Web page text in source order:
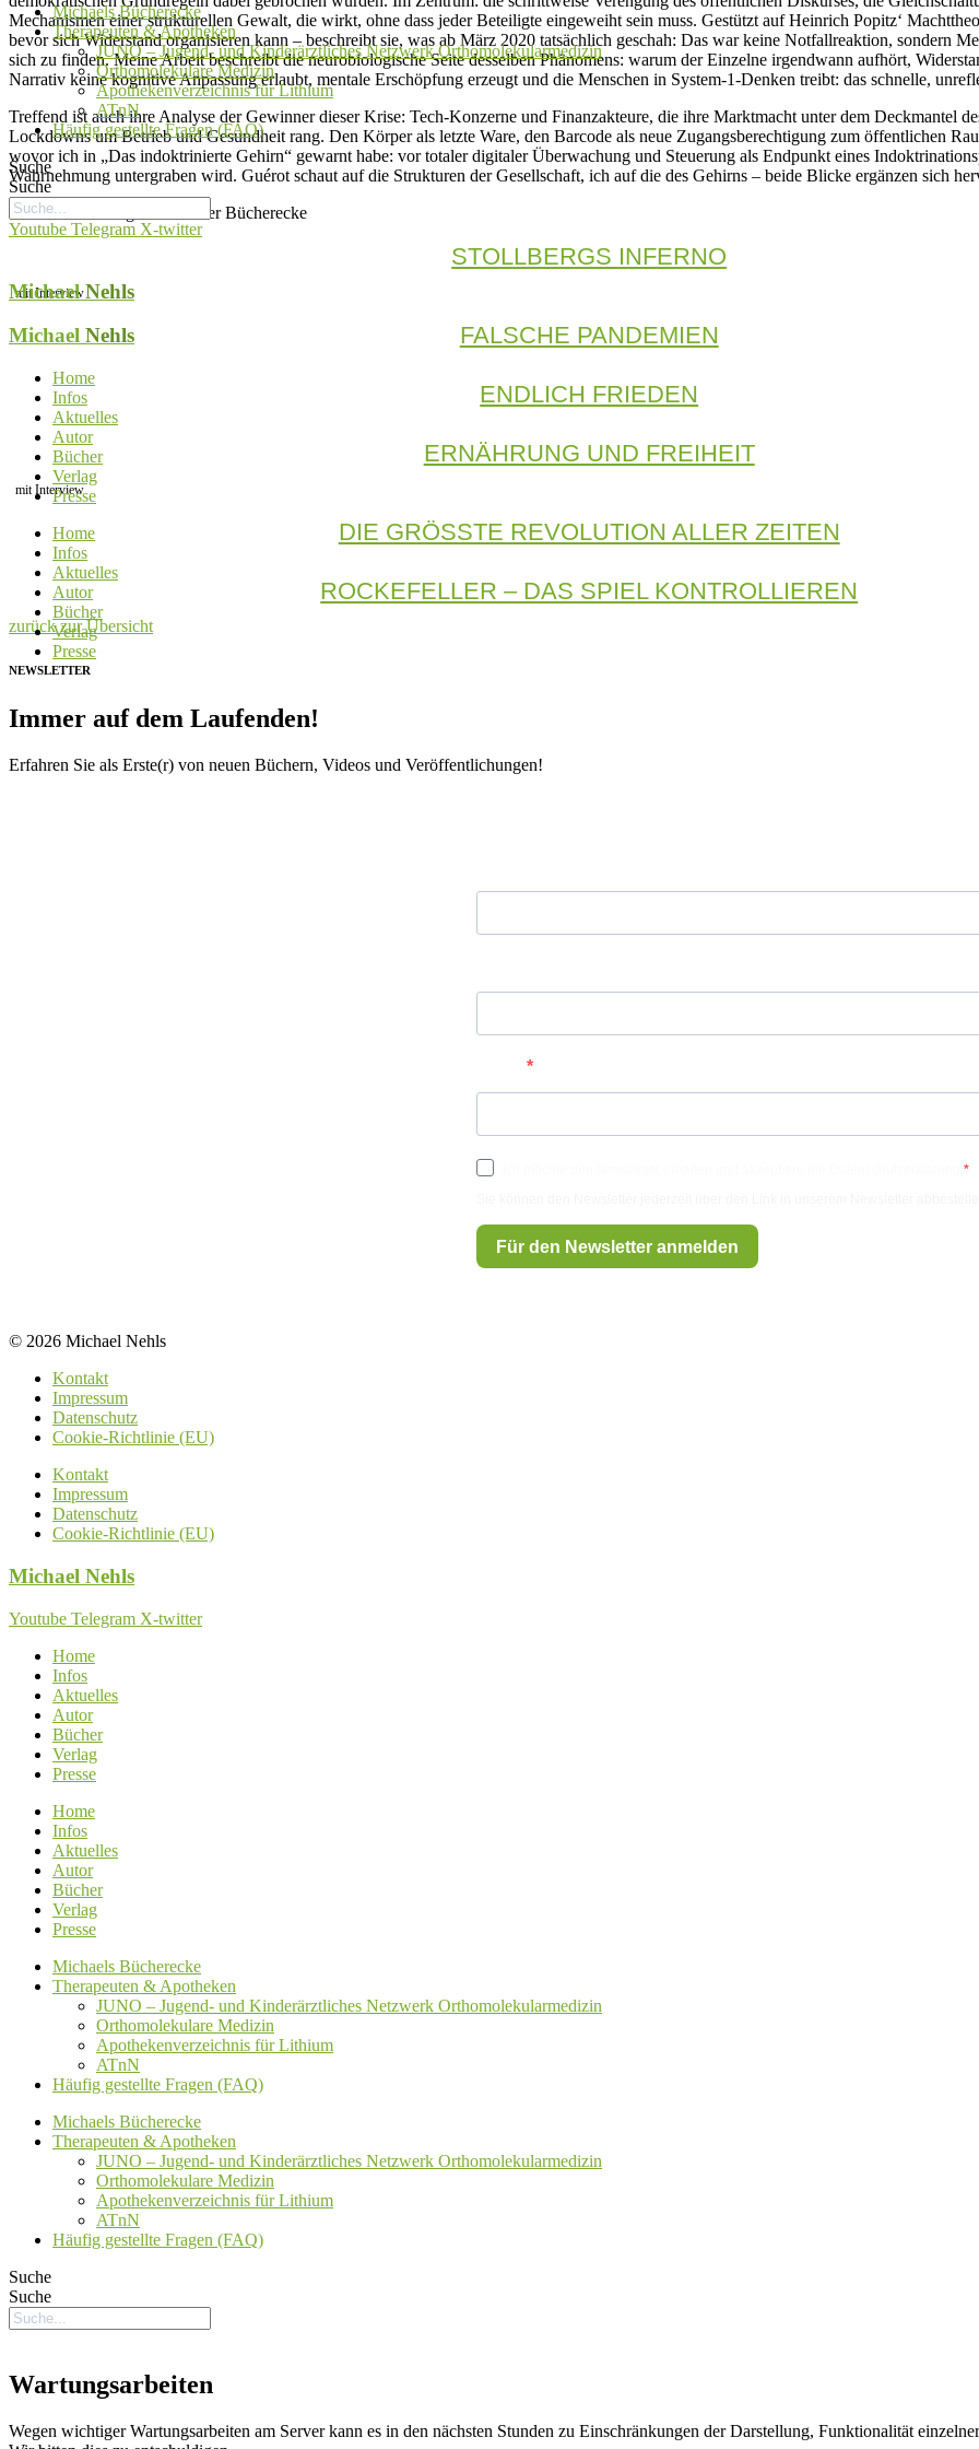
Michaels Bücherecke
Therapeuten & Apotheken
JUNO – Jugend- und Kinderärztliches Netzwerk Orthomolekularmedizin
Orthomolekulare Medizin
Apothekenverzeichnis für Lithium
ATnN
Häufig gestellte Fragen (FAQ)
Suche
Suche
Youtube Telegram X-twitter
MichaelNehls
Michael Nehls
Home
Infos
Aktuelles
Autor
Bücher
Verlag
Presse
Home
Infos
Aktuelles
Autor
Bücher
Verlag
Presse
Mechanismen einer strukturellen Gewalt, die wirkt, ohne dass jeder Beteiligte eingeweiht sein muss. Gestützt auf Heinrich Popitz‘
bevor sich Widerstand organisieren kann – beschreibt sie, was ab März 2020 tatsächlich geschah: Das war keine Notfallreaktion, sondern
sich zu finden. Meine Arbeit beschreibt die neurobiologische Seite desselben Phänomens: warum der Einzelne irgendwann aufhört,
Narrativ keine kognitive Anpassung erlaubt, mentale Erschöpfung erzeugt und die Menschen in System-1-Denken treibt: das schnelle,
Treffend ist auch ihre Analyse der Gewinner dieser Krise: Tech-Konzerne und Finanzakteure, die ihre Marktmacht unter dem Deckmantel
Lockdowns um Betrieb und Gesundheit rang. Den Körper als letzte Ware, den Barcode als neue Zugangsberechtigung zum öffentlichen
wovor ich in „Das indoktrinierte Gehirn“ gewarnt habe: vor totaler digitaler Überwachung und Steuerung als Endpunkt eines
Wahrnehmung untergraben wird. Guérot schaut auf die Strukturen der Gesellschaft, ich auf die des Gehirns – beide Blicke ergänzen sich
Weitere Vorschläge aus meiner Bücherecke
STOLLBERGS INFERNO
mit Interview
FALSCHE PANDEMIEN
ENDLICH FRIEDEN
ERNÄHRUNG UND FREIHEIT
mit Interview
DIE GRÖSSTE REVOLUTION ALLER ZEITEN
ROCKEFELLER – DAS SPIEL KONTROLLIEREN
zurück zur Übersicht
NEWSLETTER
Immer auf dem Laufenden!
Erfahren Sie als Erste(r) von neuen Büchern, Videos und Veröffentlichungen!
Für den Newsletter anmelden
© 2026 Michael Nehls
Kontakt
Impressum
Datenschutz
Cookie-Richtlinie (EU)
Kontakt
Impressum
Datenschutz
Cookie-Richtlinie (EU)
Michael Nehls
Youtube Telegram X-twitter
Home
Infos
Aktuelles
Autor
Bücher
Verlag
Presse
Home
Infos
Aktuelles
Autor
Bücher
Verlag
Presse
Michaels Bücherecke
Therapeuten & Apotheken
JUNO – Jugend- und Kinderärztliches Netzwerk Orthomolekularmedizin
Orthomolekulare Medizin
Apothekenverzeichnis für Lithium
ATnN
Häufig gestellte Fragen (FAQ)
Michaels Bücherecke
Therapeuten & Apotheken
JUNO – Jugend- und Kinderärztliches Netzwerk Orthomolekularmedizin
Orthomolekulare Medizin
Apothekenverzeichnis für Lithium
ATnN
Häufig gestellte Fragen (FAQ)
Suche
Suche
Wartungsarbeiten
Wegen wichtiger Wartungsarbeiten am Server kann es in den nächsten Stunden zu Einschränkungen der Darstellung, Funktionalität